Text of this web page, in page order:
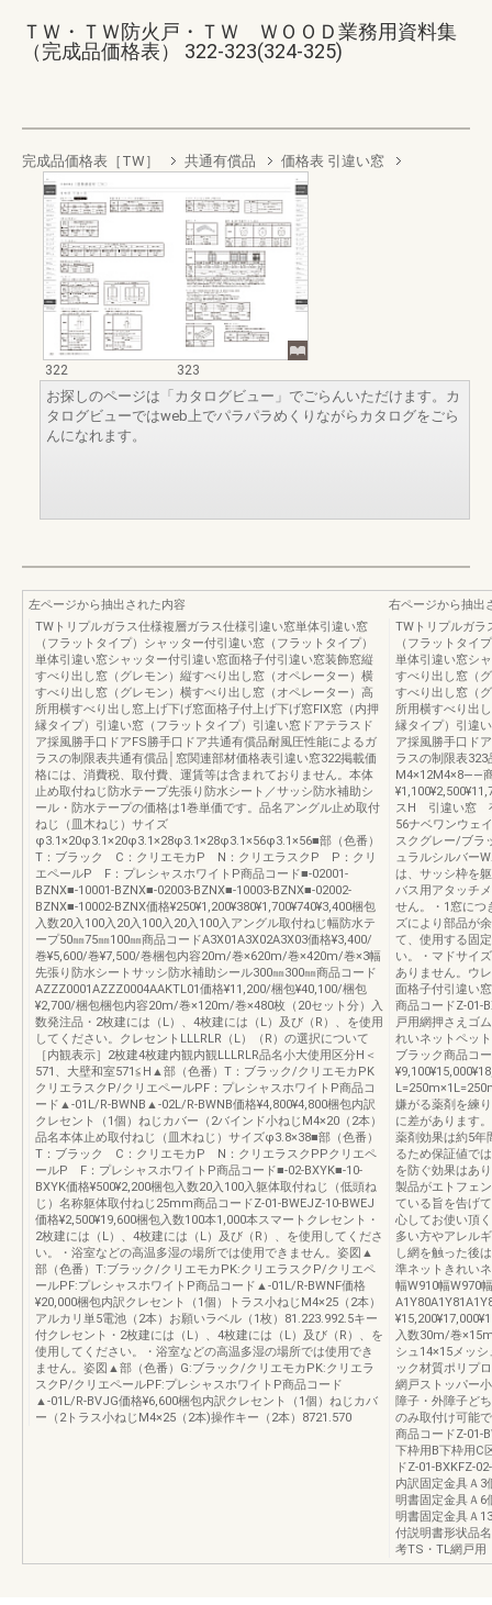
ＴＷ・ＴＷ防火戸・ＴＷ ＷＯＯＤ業務用資料集
（完成品価格表） 322-323(324-325)
完成品価格表［TW］ 共通有償品 価格表 引違い窓
322
323
お探しのページは「カタログビュー」でごらんいただけます。カ
タログビューではweb上でパラパラめくりながらカタログをごら
んになれます。
左ページから抽出された内容
TWトリプルガラス仕様複層ガラス仕様引違い窓単体引違い窓
（フラットタイプ）シャッター付引違い窓（フラットタイプ）
単体引違い窓シャッター付引違い窓面格子付引違い窓装飾窓縦
すべり出し窓（グレモン）縦すべり出し窓（オペレーター）横
すべり出し窓（グレモン）横すべり出し窓（オペレーター）高
所用横すべり出し窓上げ下げ窓面格子付上げ下げ窓FIX窓（内押
縁タイプ）引違い窓（フラットタイプ）引違い窓ドアテラスド
ア採風勝手口ドアFS勝手口ドア共通有償品耐風圧性能によるガ
ラスの制限表共通有償品│窓関連部材価格表引違い窓322掲載価
格には、消費税、取付費、運賃等は含まれておりません。本体
止め取付ねじ防水テープ先張り防水シート／サッシ防水補助シ
ール・防水テープの価格は1巻単価です。品名アングル止め取付
ねじ（皿木ねじ）サイズ
φ3.1×20φ3.1×20φ3.1×28φ3.1×28φ3.1×56φ3.1×56■部（色番）
T：ブラック C：クリエモカP N：クリエラスクP P：クリ
エペールP F：プレシャスホワイトP商品コード■-02001-
BZNX■-10001-BZNX■-02003-BZNX■-10003-BZNX■-02002-
BZNX■-10002-BZNX価格¥250¥1,200¥380¥1,700¥740¥3,400梱包
入数20入100入20入100入20入100入アングル取付ねじ幅防水テ
ープ50㎜75㎜100㎜商品コードA3X01A3X02A3X03価格¥3,400/
巻¥5,600/巻¥7,500/巻梱包内容20m/巻×620m/巻×420m/巻×3幅
先張り防水シートサッシ防水補助シール300㎜300㎜商品コード
AZZZ0001AZZZ0004AAKTL01価格¥11,200/梱包¥40,100/梱包
¥2,700/梱包梱包内容20m/巻×120m/巻×480枚（20セット分）入
数発注品・2枚建には（L）、4枚建には（L）及び（R）、を使用
してください。クレセントLLLRLR（L）（R）の選択について
［内観表示］2枚建4枚建内観内観LLLRLR品名小大使用区分H＜
571、大壁和室571≦H▲部（色番）T：ブラック/クリエモカPK
クリエラスクP/クリエペールPF：プレシャスホワイトP商品コ
ード▲-01L/R-BWNB▲-02L/R-BWNB価格¥4,800¥4,800梱包内訳
クレセント（1個）ねじカバー（2バインド小ねじM4×20（2本）
品名本体止め取付ねじ（皿木ねじ）サイズφ3.8×38■部（色番）
T：ブラック C：クリエモカP N：クリエラスクPPクリエペ
ールP F：プレシャスホワイトP商品コード■-02-BXYK■-10-
BXYK価格¥500¥2,200梱包入数20入100入躯体取付ねじ（低頭ね
じ）名称躯体取付ねじ25mm商品コードZ-01-BWEJZ-10-BWEJ
価格¥2,500¥19,600梱包入数100本1,000本スマートクレセント・
2枚建には（L）、4枚建には（L）及び（R）、を使用してくださ
い。・浴室などの高温多湿の場所では使用できません。姿図▲
部（色番）T:ブラック/クリエモカPK:クリエラスクP/クリエペ
ールPF:プレシャスホワイトP商品コード▲-01L/R-BWNF価格
¥20,000梱包内訳クレセント（1個）トラス小ねじM4×25（2本）
アルカリ単5電池（2本）お願いラベル（1枚）81.223.992.5キー
付クレセント・2枚建には（L）、4枚建には（L）及び（R）、を
使用してください。・浴室などの高温多湿の場所では使用でき
ません。姿図▲部（色番）G:ブラック/クリエモカPK:クリエラ
スクP/クリエペールPF:プレシャスホワイトP商品コード
▲-01L/R-BVJG価格¥6,600梱包内訳クレセント（1個）ねじカバ
ー（2トラス小ねじM4×25（2本)操作キー（2本）8721.570
右ページから抽出
TWトリプルガラ
（フラットタイ
単体引違い窓シ
すべり出し窓（
すべり出し窓（
所用横すべり出
縁タイプ）引違
ア採風勝手口ド
ラスの制限表
M4×12M4×8――
スH 引違い窓
56ナベワンウェ
スクグレー/ブラ
ュラルシルバー
は、サッシ枠を
バス用アタッチ
せん。・1窓につ
ズにより部品が
て、使用する固
い。・マドサイ
ありません。ウ
面格子付引違い
商品コードZ-01-
戸用網押さえゴ
れいネットペッ
ブラック商品コ
嫌がる薬剤を練
に差があります
薬剤効果は約5年
るため保証値で
を防ぐ効果はあ
製品がエトフェ
ている旨を告げ
心してお使い頂
多い方やアレル
し網を触った後
準ネットきれい
幅W910幅W970
入数30m/巻
シュ14×15メッ
ック材質ポリプ
網戸ストッパー
障子・外障子ど
のみ取付け可能
商品コードZ-01-
下枠用B下枠用C
ドZ-01-BXKFZ-
内訳固定金具Ａ3
明書固定金具Ａ6
明書固定金具Ａ
付説明書形状品
考TS・TL網戸用